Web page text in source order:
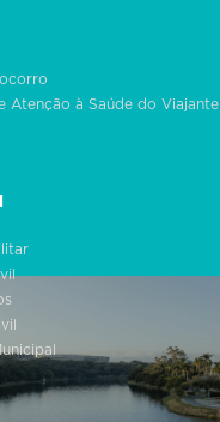
Atenção à Saúde do Viajante